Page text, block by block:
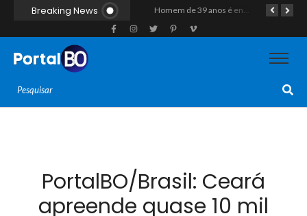
Breaking News Motociclista morre após colisão com caminhão na RN-118, entre Pendências e Alto do Rodrigues
PortalBO/Brasil: Ceará
apreende quase 10 mil